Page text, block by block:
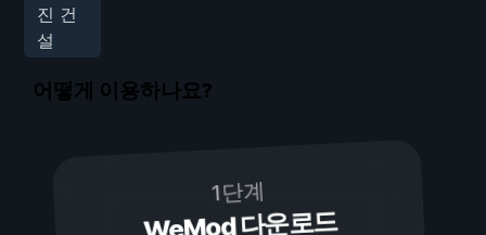
진 건
설
어떻게 이용하나요?
1단계
WeMod 다운로드